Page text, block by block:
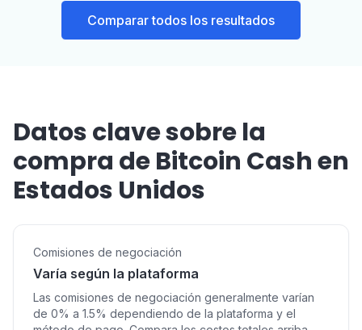
Comparar todos los resultados
Datos clave sobre la
compra de Bitcoin Cash en
Estados Unidos
Comisiones de negociación
Varía según la plataforma
Las comisiones de negociación generalmente varían
de 0% a 1.5% dependiendo de la plataforma y el